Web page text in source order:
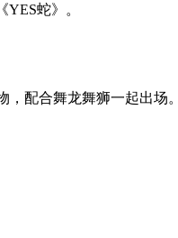
蛇》。
，配合舞龙舞狮一起出场